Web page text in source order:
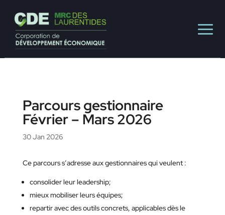
Parcours gestionnaire
Février – Mars 2026
30 Jan 2026
Ce parcours s’adresse aux gestionnaires qui veulent :
consolider leur leadership;
mieux mobiliser leurs équipes;
repartir avec des outils concrets, applicables dès le